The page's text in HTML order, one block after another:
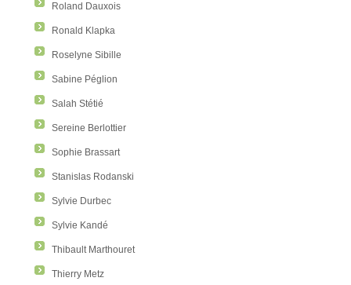
Roland Dauxois
Ronald Klapka
Roselyne Sibille
Sabine Péglion
Salah Stétié
Sereine Berlottier
Sophie Brassart
Stanislas Rodanski
Sylvie Durbec
Sylvie Kandé
Thibault Marthouret
Thierry Metz